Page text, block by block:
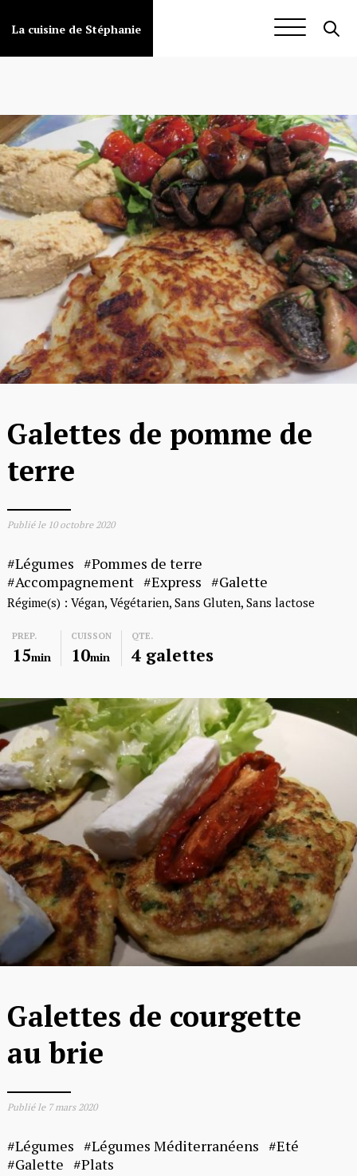
auLa cuisine de StéphanieGalette
Galettes de pomme de
terre
Publié le 10 octobre 2020
Légumes
Pommes de terre
Accompagnement
Express Galette
Régime(s) : Végan Végétarien Sans Gluten Sans lactose
PREP.
15min
CUISSON
10min
QTE.
4 galettes
Galettes de courgette
au brie
Publié le 7 mars 2020
Légumes Légumes Méditerranéens
Eté
Galette
Plats